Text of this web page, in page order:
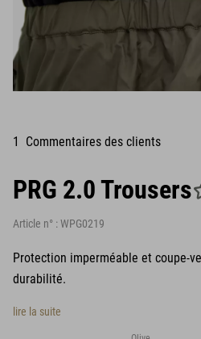
1 Commentaires des clients
PRG 2.0 Trousers
Article n° :WPG0219
Protection imperméable et coupe-
durabilité.
lire la suite